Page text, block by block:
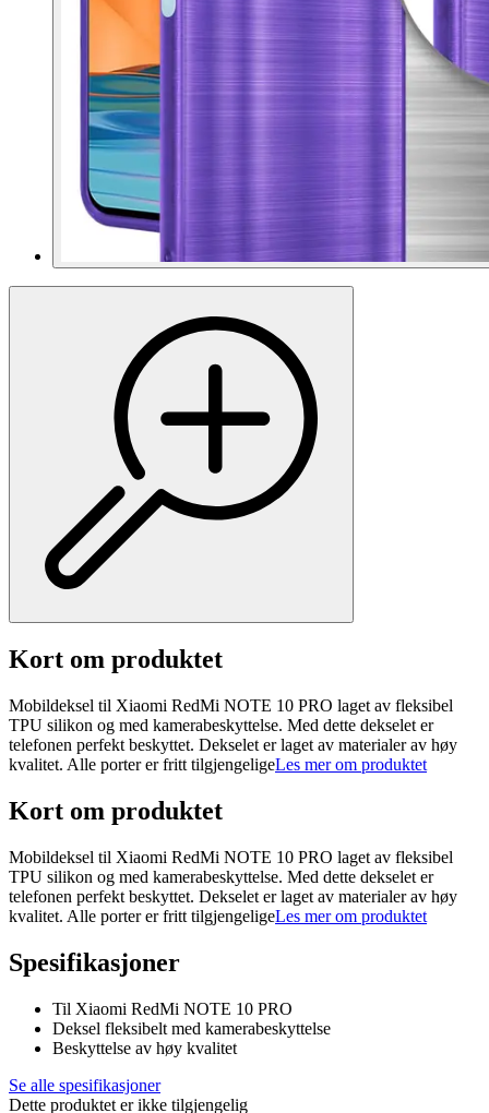
Kort om produktet
Mobildeksel til Xiaomi RedMi NOTE 10 PRO laget av fleksibel
TPU silikon og med kamerabeskyttelse. Med dette dekselet er
telefonen perfekt beskyttet. Dekselet er laget av materialer av høy
kvalitet. Alle porter er fritt tilgjengeligeLes mer om produktet
Kort om produktet
Mobildeksel til Xiaomi RedMi NOTE 10 PRO laget av fleksibel
TPU silikon og med kamerabeskyttelse. Med dette dekselet er
telefonen perfekt beskyttet. Dekselet er laget av materialer av høy
kvalitet. Alle porter er fritt tilgjengeligeLes mer om produktet
Spesifikasjoner
Til Xiaomi RedMi NOTE 10 PRO
Deksel fleksibelt med kamerabeskyttelse
Beskyttelse av høy kvalitet
Se alle spesifikasjoner
Dette produktet er ikke tilgjengelig